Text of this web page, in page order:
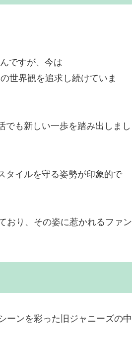
ですが、今は
世界観を追求し続けていま
でも新しい一歩を踏み出しまし
タイルを守る姿勢が印象的で
おり、その姿に惹かれるファン
ーンを彩った旧ジャニーズの中